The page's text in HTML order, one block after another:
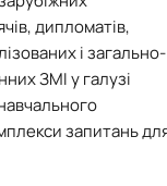
дипломатів,
і загально-
ЗМІ у галузі
запитань